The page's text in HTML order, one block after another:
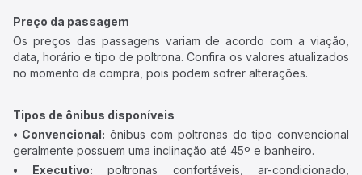
Preço da passagem
Os preços das passagens variam de acordo com a viação,
data, horário e tipo de poltrona. Confira os valores atualizados
no momento da compra, pois podem sofrer alterações.
Tipos de ônibus disponíveis
• Convencional: ônibus com poltronas do tipo convencional
geralmente possuem uma inclinação até 45º e banheiro.
• Executivo: poltronas confortáveis, ar-condicionado,